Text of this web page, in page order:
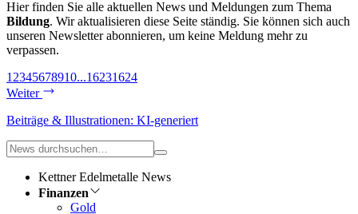
Hier finden Sie alle aktuellen News und Meldungen zum Thema
Bildung. Wir aktualisieren diese Seite ständig. Sie können sich auch
unseren Newsletter abonnieren, um keine Meldung mehr zu
verpassen.
1 2345678910...16231624
Weiter
Beiträge & Illustrationen: KI-generiert
Kettner Edelmetalle News
Finanzen
Gold